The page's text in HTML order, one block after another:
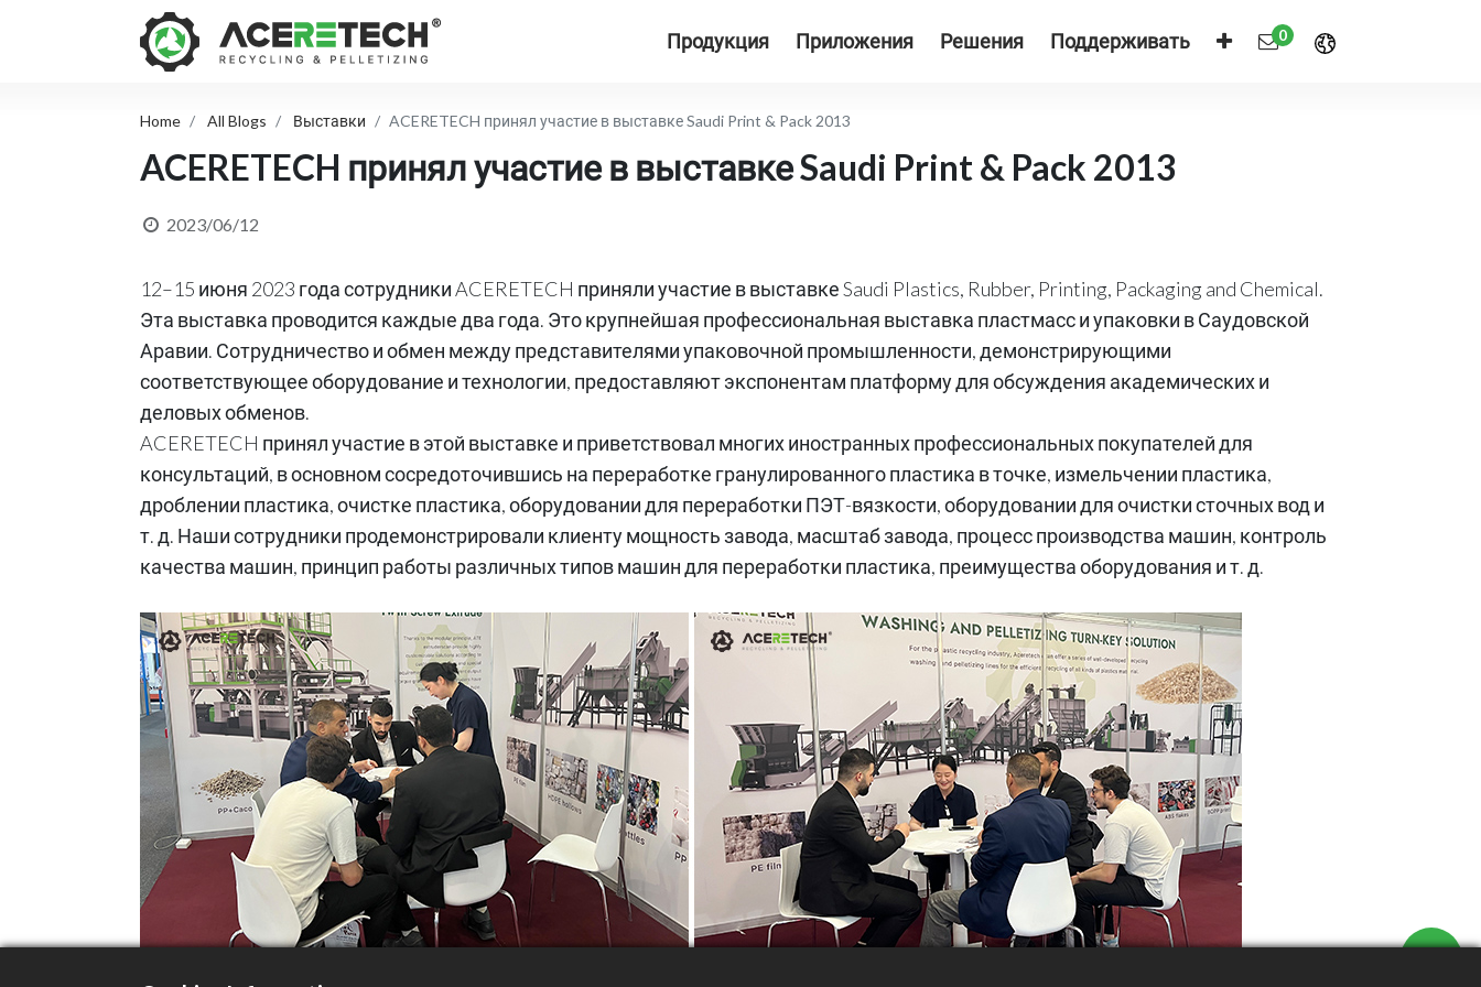
Продукция Приложения Решения Поддерживать 0
Home All Blogs Выставки ACERETECH принял участие в выставке Saudi Print & Pack 2013
ACERETECH принял участие в выставке Saudi Print & Pack 2013
2023/06/12
12–15 июня 2023 года сотрудники ACERETECH приняли участие в выставке Saudi Plastics, Rubber, Printing, Packaging and Chemical.
Эта выставка проводится каждые два года. Это крупнейшая профессиональная выставка пластмасс и упаковки в Саудовской
Аравии. Сотрудничество и обмен между представителями упаковочной промышленности, демонстрирующими
соответствующее оборудование и технологии, предоставляют экспонентам платформу для обсуждения академических и
деловых обменов.
ACERETECH принял участие в этой выставке и приветствовал многих иностранных профессиональных покупателей для
консультаций, в основном сосредоточившись на переработке гранулированного пластика в точке, измельчении пластика,
дроблении пластика, очистке пластика, оборудовании для переработки ПЭТ-вязкости, оборудовании для очистки сточных вод и
т. д. Наши сотрудники продемонстрировали клиенту мощность завода, масштаб завода, процесс производства машин, контроль
качества машин, принцип работы различных типов машин для переработки пластика, преимущества оборудования и т. д.